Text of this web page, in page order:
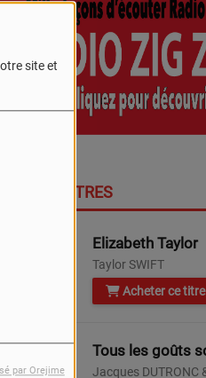
site et
par Orejime
TITRES
Elizabeth Taylor
Taylor SWIFT
Acheter ce titre